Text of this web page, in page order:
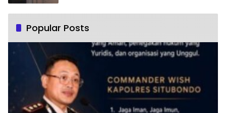
Popular Posts